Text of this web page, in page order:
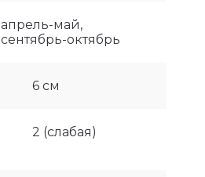
апрель-май,
сентябрь-октябрь
6 см
2 (слабая)